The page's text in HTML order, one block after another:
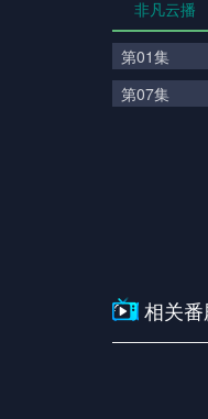
非凡云播
第01集
第07集
相关番